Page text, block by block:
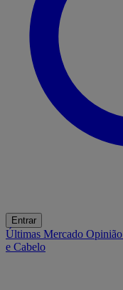
Entrar
Últimas Mercado Opinião
e Cabelo